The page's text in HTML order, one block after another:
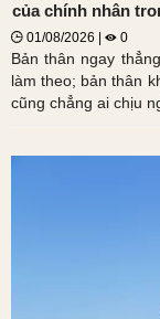
của chính nhân
01/08/2026 | 0
Bản thân ngay
làm theo; bản thân
cũng chẳng ai chịu